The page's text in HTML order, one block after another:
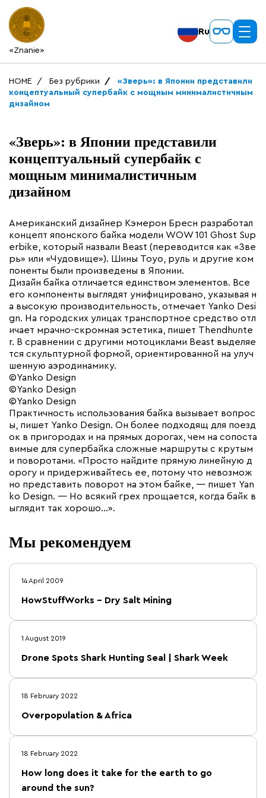
«Znanie»
Ru
HOME Без рубрики
«Зверь»: в Японии представили
концептуальный супербайк с мощным минималистичным
дизайном
«Зверь»: в Японии представили
концептуальный супербайк с
мощным минималистичным
дизайном
Американский дизайнер Кэмерон Бресн разработал
концепт японского байка модели WOW 101 Ghost Sup
erbike, который назвали Beast (переводится как «Зве
рь» или «Чудовище»). Шины Toyo, руль и другие ком
поненты были произведены в Японии.
Дизайн байка отличается единством элементов. Все
его компоненты выглядят унифицировано, указывая н
а высокую производительность, отмечает Yanko Desi
gn. На городских улицах транспортное средство отл
ичает мрачно-скромная эстетика, пишет Thendhunte
r. В сравнении с другими мотоциклами Beast выделяе
тся скульптурной формой, ориентированной на улуч
шенную аэродинамику.
©Yanko Design
©Yanko Design
©Yanko Design
Практичность использования байка вызывает вопрос
ы, пишет Yanko Design. Он более подходящ для поезд
ок в пригородах и на прямых дорогах, чем на сопоста
вимые для супербайка сложные маршруты с крутым
и поворотами. «Просто найдите прямую линейную д
орогу и придерживайтесь ее, потому что невозмож
но представить поворот на этом байке, — пишет Yan
ko Design. — Но всякий грех прощается, когда байк в
ыглядит так хорошо…».
Мы рекомендуем
14 April 2009
HowStuffWorks – Dry Salt Mining
1 August 2019
Drone Spots Shark Hunting Seal | Shark Week
18 February 2022
Overpopulation & Africa
18 February 2022
How long does it take for the earth to go
around the sun?